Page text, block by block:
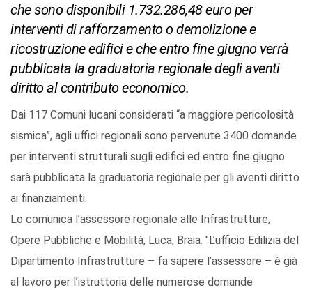
che sono disponibili 1.732.286,48 euro per
interventi di rafforzamento o demolizione e
ricostruzione edifici e che entro fine giugno verrà
pubblicata la graduatoria regionale degli aventi
diritto al contributo economico.
Dai 117 Comuni lucani considerati “a maggiore pericolosità
sismica”, agli uffici regionali sono pervenute 3400 domande
per interventi strutturali sugli edifici ed entro fine giugno
sarà pubblicata la graduatoria regionale per gli aventi diritto
ai finanziamenti.
Lo comunica l’assessore regionale alle Infrastrutture,
Opere Pubbliche e Mobilità, Luca, Braia. "L’ufficio Edilizia del
Dipartimento Infrastrutture – fa sapere l’assessore – è già
al lavoro per l’istruttoria delle numerose domande